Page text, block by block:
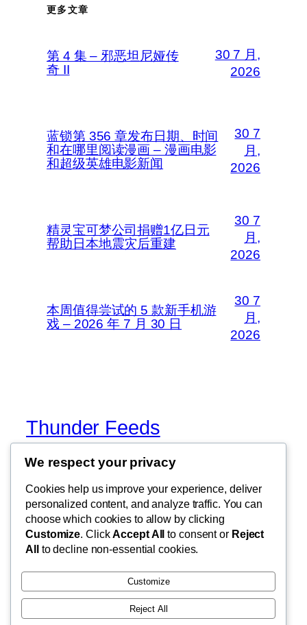
更多文章
第 4 集 – 邪恶坦尼娅传
奇 II
30 7 月,
2026
蓝锁第 356 章发布日期、时间
和在哪里阅读漫画 – 漫画电影
和超级英雄电影新闻
30 7
月,
2026
精灵宝可梦公司捐赠1亿日元
帮助日本地震灾后重建
30 7
月,
2026
本周值得尝试的 5 款新手机游
戏 – 2026 年 7 月 30 日
30 7
月,
2026
Thunder Feeds
你最喜欢的电子游戏和攻略杂志
博客
关于
事件
商店
主题
We respect your privacy
Cookies help us improve your experience, deliver
personalized content, and analyze traffic. You can
choose which cookies to allow by clicking
Customize. ClickAccept All to consent or Reject
All
to decline non-essential cookies.
Customize
Reject All